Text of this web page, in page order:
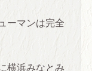
ーマンは完全
横浜みなとみ